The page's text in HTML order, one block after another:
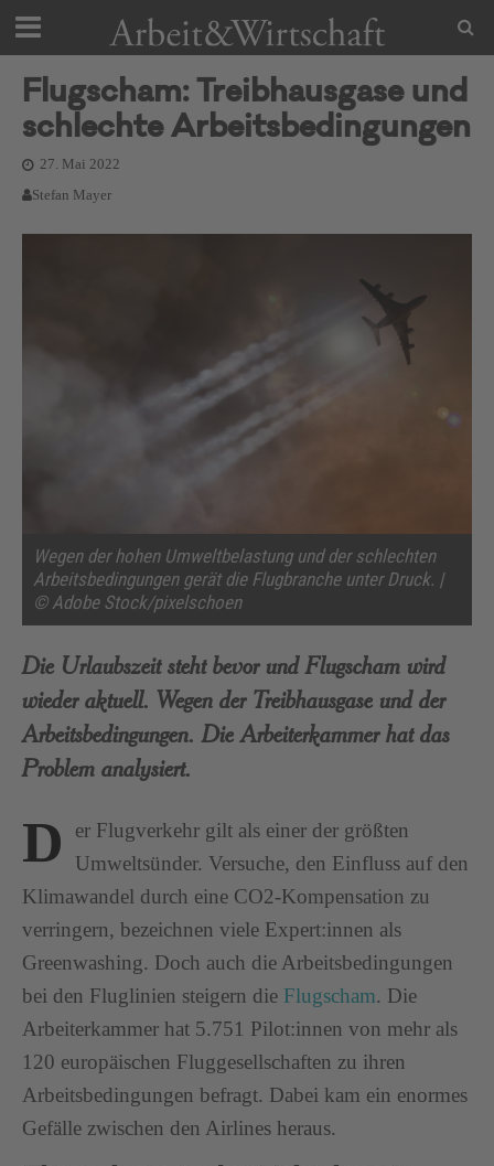
Flugscham: Treibhausgase und
schlechte Arbeitsbedingungen
27. Mai 2022
Stefan Mayer
Wegen der hohen Umweltbelastung und der schlechten
Arbeitsbedingungen gerät die Flugbranche unter Druck. |
© Adobe Stock/pixelschoen
Die Urlaubszeit steht bevor und Flugscham wird
wieder aktuell. Wegen der Treibhausgase und der
Arbeitsbedingungen. Die Arbeiterkammer hat das
Problem analysiert.
D
er Flugverkehr gilt als einer der größten
Umweltsünder. Versuche, den Einfluss auf den
Klimawandel durch eine CO2-Kompensation zu
verringern, bezeichnen viele Expert:innen als
Greenwashing. Doch auch die Arbeitsbedingungen
bei den Fluglinien steigern die Flugscham. Die
Arbeiterkammer hat 5.751 Pilot:innen von mehr als
120 europäischen Fluggesellschaften zu ihren
Arbeitsbedingungen befragt. Dabei kam ein enormes
Gefälle zwischen den Airlines heraus.